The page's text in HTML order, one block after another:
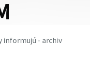
informujú - archiv